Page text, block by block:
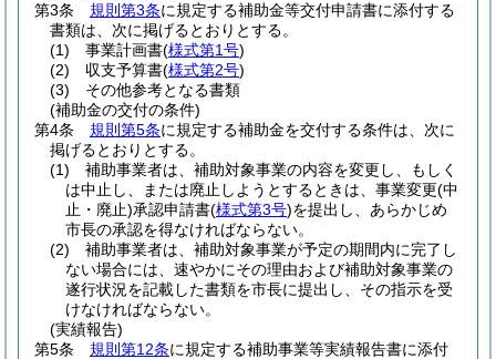
第3条
規則第3条に規定する補助金等交付申請書に添付する
書類は、次に掲げるとおりとする。
(1)
事業計画書(様式第1号)
(2)
収支予算書(様式第2号)
(3)
その他参考となる書類
(補助金の交付の条件)
第4条
規則第5条に規定する補助金を交付する条件は、次に
掲げるとおりとする。
(1)
補助事業者は、補助対象事業の内容を変更し、もしく
は中止し、または廃止しようとするときは、事業変更(中
止・廃止)承認申請書(様式第3号)を提出し、あらかじめ
市長の承認を得なければならない。
(2)
補助事業者は、補助対象事業が予定の期間内に完了し
ない場合には、速やかにその理由および補助対象事業の
遂行状況を記載した書類を市長に提出し、その指示を受
けなければならない。
(実績報告)
第5条
規則第12条に規定する補助事業等実績報告書に添付